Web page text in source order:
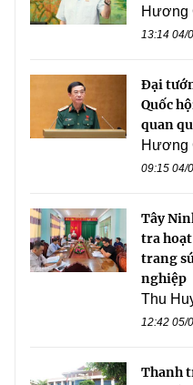
Hương
13:14 04/
Đại
Quốc
quan
Hương
09:15 04/
Tây
tra
trang
nghiệp
Thu
12:42 05/
Thanh